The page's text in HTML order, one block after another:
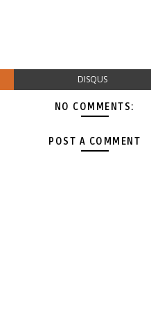
DISQUS
NO COMMENTS:
POST A COMMENT